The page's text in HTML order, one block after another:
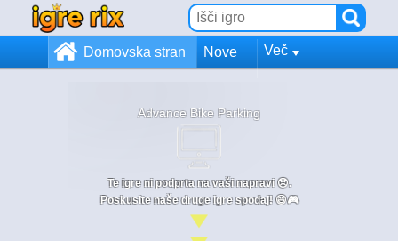
Domovska stran Nove Več
Advance Bike Parking
Te igre ni podprta na vaši napravi 😞.
Poskusite naše druge igre spodaj! 😄🎮